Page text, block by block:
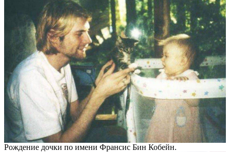
Рождение дочки по имени Франсис Бин Кобейн.